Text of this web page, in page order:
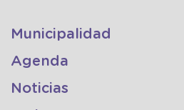
Municipalidad
Agenda
Noticias